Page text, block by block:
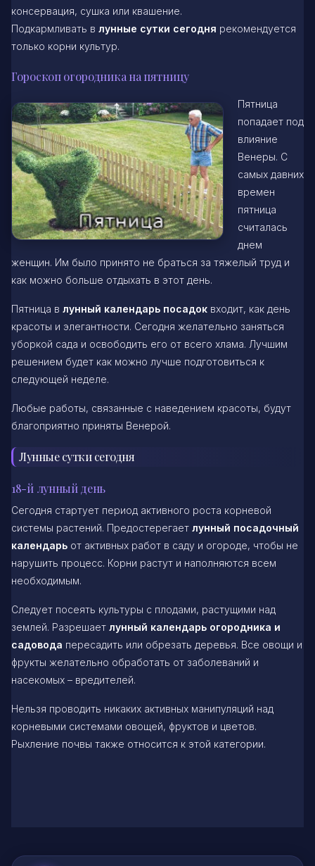
консервация, сушка или квашение.
Подкармливать в лунные сутки сегодня рекомендуется
только корни культур.
Гороскоп огородника на пятницу
Пятница
попадает под
влияние
Венеры. С
самых давних
времен
пятница
считалась
днем
женщин. Им было принято не браться за тяжелый труд и
как можно больше отдыхать в этот день.
Пятница в лунный календарь посадок входит, как день
красоты и элегантности. Сегодня желательно заняться
уборкой сада и освободить его от всего хлама. Лучшим
решением будет как можно лучше подготовиться к
следующей неделе.
Любые работы, связанные с наведением красоты, будут
благоприятно приняты Венерой.
Лунные сутки сегодня
18-й лунный день
Сегодня стартует период активного роста корневой
системы растений. Предостерегает лунный посадочный
календарь от активных работ в саду и огороде, чтобы не
нарушить процесс. Корни растут и наполняются всем
необходимым.
Следует посеять культуры с плодами, растущими над
землей. Разрешает лунный календарь огородника и
садовода пересадить или обрезать деревья. Все овощи и
фрукты желательно обработать от заболеваний и
насекомых – вредителей.
Нельзя проводить никаких активных манипуляций над
корневыми системами овощей, фруктов и цветов.
Рыхление почвы также относится к этой категории.